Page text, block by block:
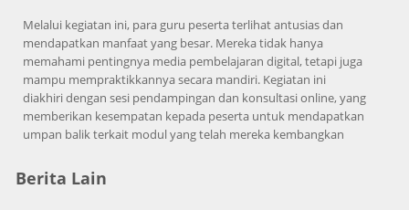
Melalui kegiatan ini, para guru peserta terlihat antusias dan
mendapatkan manfaat yang besar. Mereka tidak hanya
memahami pentingnya media pembelajaran digital, tetapi juga
mampu mempraktikkannya secara mandiri. Kegiatan ini
diakhiri dengan sesi pendampingan dan konsultasi online, yang
memberikan kesempatan kepada peserta untuk mendapatkan
umpan balik terkait modul yang telah mereka kembangkan
Berita Lain